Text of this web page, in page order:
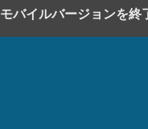
モバイルバージョンを終